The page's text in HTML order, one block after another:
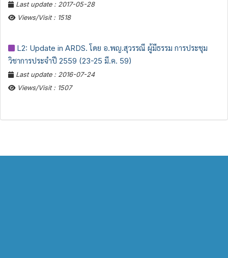
Last update : 2017-05-28
Views/Visit : 1518
L2: Update in ARDS. โดย อ.พญ.สุวรรณี ผู้มีธรรม การประชุม
วิชาการประจำปี 2559 (23-25 มี.ค. 59)
Last update : 2016-07-24
Views/Visit : 1507